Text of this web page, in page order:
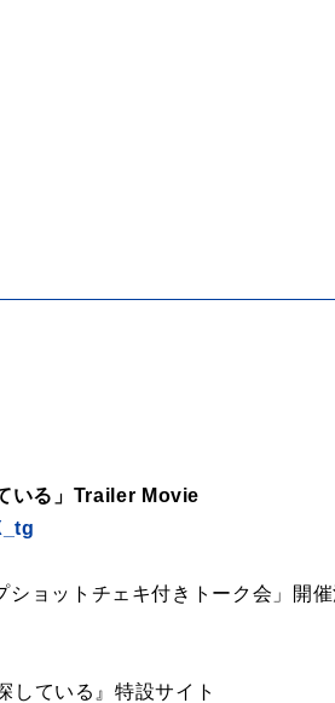
いる」Trailer Movie
ョットチェキ付きトーク会」開催
ている』特設サイト